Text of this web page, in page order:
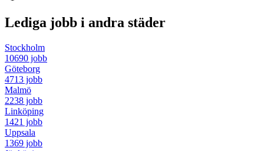
Lediga jobb i andra städer
Stockholm
10690 jobb
Göteborg
4713 jobb
Malmö
2238 jobb
Linköping
1421 jobb
Uppsala
1369 jobb